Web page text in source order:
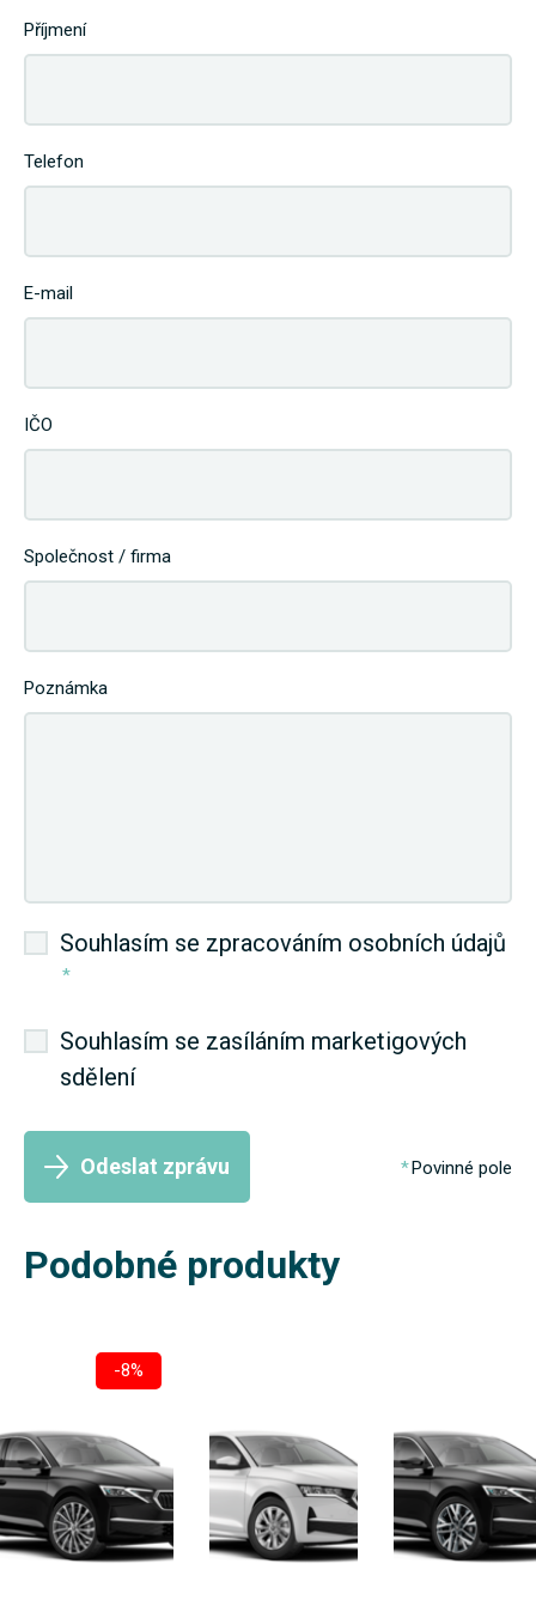
Příjmení
Telefon
E-mail
IČO
Společnost / firma
Poznámka
Souhlasím se zpracováním osobních údajů
*
Souhlasím se zasíláním marketigových
sdělení
Odeslat zprávu Povinné pole
Podobné produkty
-8%